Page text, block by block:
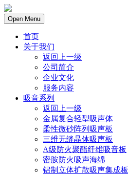
Open Menu
首页
关于我们
返回上一级
公司简介
企业文化
服务内容
吸音系列
返回上一级
金属复合轻型吸声体
柔性微砂阵列吸声板
三维无缝晶体吸声板
A级防火聚酯纤维吸音板
密胺防火吸声海绵
铝制立体扩散吸声集成板